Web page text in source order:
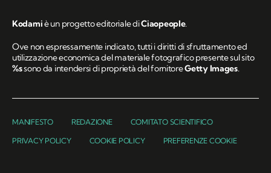
Kodamiè un progetto editoriale diCiaopeople.
Ove non espressamente indicato, tutti i diritti di sfruttamento ed
utilizzazione economica del materiale fotografico presente sul sito
%ssono da intendersi di proprietà del fornitoreGetty Images.
MANIFESTO REDAZIONE COMITATO SCIENTIFICO
PRIVACY POLICY COOKIE POLICY PREFERENZE COOKIE